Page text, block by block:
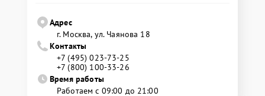
Адрес
г. Москва, ул. Чаянова 18
Контакты
+7 (495) 023-73-25
+7 (800) 100-33-26
Время работы
Работаем с 09:00 до 21:00